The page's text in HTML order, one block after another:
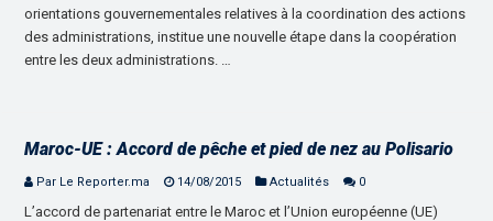
orientations gouvernementales relatives à la coordination des actions
des administrations, institue une nouvelle étape dans la coopération
entre les deux administrations. …
Maroc-UE : Accord de pêche et pied de nez au Polisario
Par Le Reporter.ma 14/08/2015 Actualités 0
L’accord de partenariat entre le Maroc et l’Union européenne (UE)